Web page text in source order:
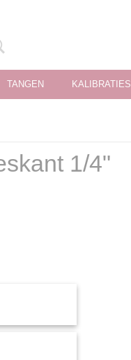
TANGEN
1/4"